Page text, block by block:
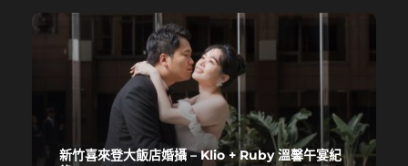
新竹喜來登大飯店婚攝 – Klio + Ruby 溫馨午宴紀